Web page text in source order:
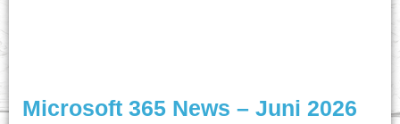
Microsoft 365 News – Juni 2026